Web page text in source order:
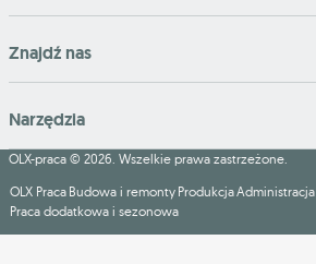
Znajdź nas
Narzędzia
OLX-praca © 2026. Wszelkie prawa zastrzeżone.
OLX Praca Budowa i remonty ProdukcjaAdministracja
Praca dodatkowa i sezonowa